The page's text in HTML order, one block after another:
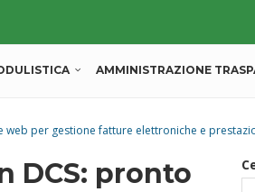
AMMINISTRAZIONE
web per gestione fatture elettroniche e
DCS: pronto